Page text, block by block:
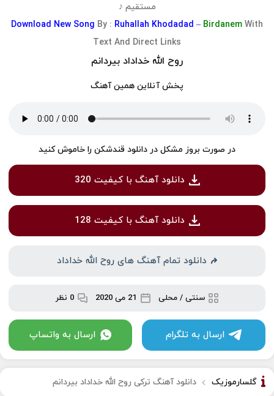
مستقیم ♪
Download New Song By : Ruhallah Khodadad – Birdanem With
Text And Direct Links
روح الله خداداد بیردانم
پخش آنلاین همین آهنگ
در صورت بروز مشکل در دانلود قندشکن را خاموش کنید
دانلود آهنگ با کیفیت 320
دانلود آهنگ با کیفیت 128
دانلود تمام آهنگ های روح الله خداداد
سنتی / محلی 21 می 2020 0 نظر
ارسال به تلگرام ارسال به واتساپ
گلسارموزیک دانلود آهنگ ترکی روح الله خداداد بیردانم